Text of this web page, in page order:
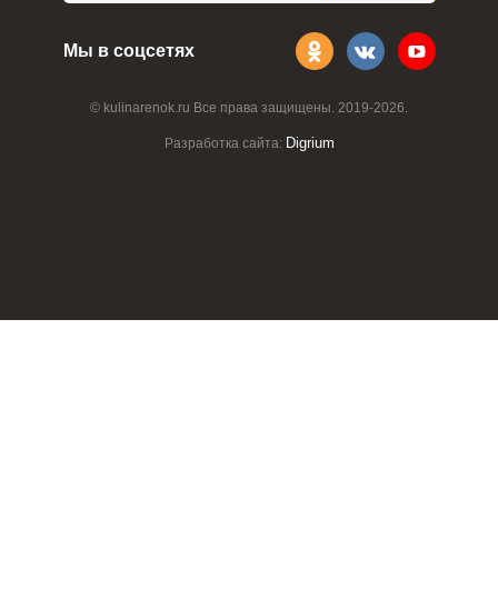
© kulinarenok.ru Все права защищены. 2019-2026.
Разработка сайта: Digrium
Мы в соцсетях